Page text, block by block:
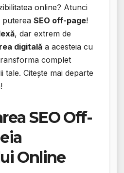
online? Atunci
puterea SEO off-page!
, dar extrem de
digitală a acesteia cu
complet
tale. Citește mai departe
SEO Off-
Online